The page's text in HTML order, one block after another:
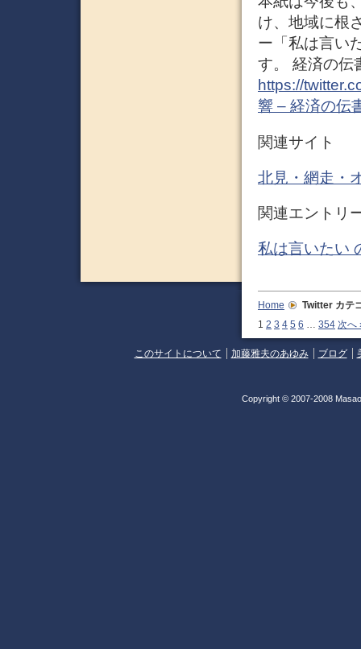
け、地域に根
ー「私は言い
す。 経済の伝
https://
響 – 経済の伝
関連サイト
北見・網走・
関連エントリ
私は言いたい
1 2 3 4 5 6 … 354 次へ
Home Twitter カテ
このサイトについて 加藤雅夫のあゆみ ブログ
Copyright © 2007-2008